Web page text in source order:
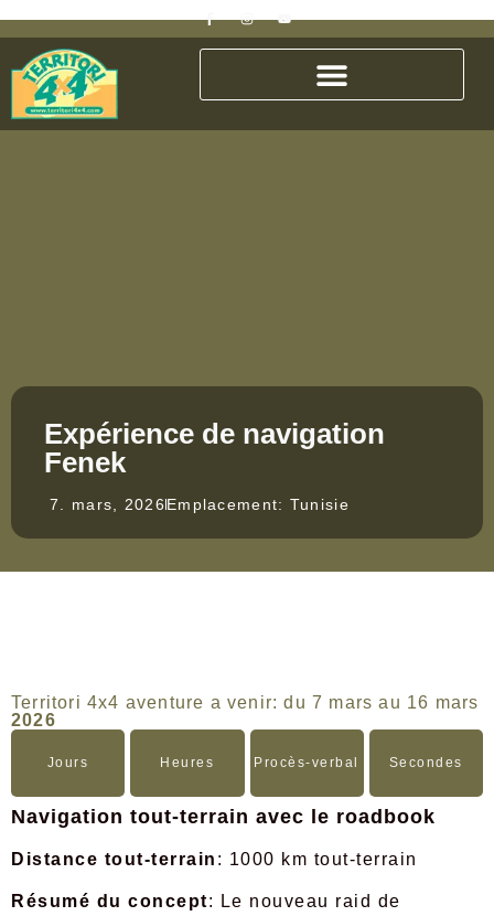
Expérience de navigation
Fenek
7. mars, 2026Emplacement: Tunisie
Territori 4x4 aventure a venir: du 7 mars au 16 mars
2026
Jours Heures Procès-verbal Secondes
Navigation tout-terrain avec le roadbook
Distance tout-terrain : 1000 km tout-terrain
Résumé du concept: Le nouveau raid de